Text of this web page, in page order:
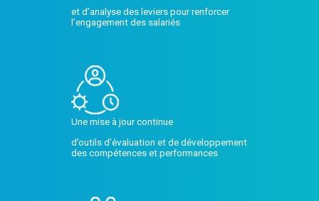
et d’analyse des leviers pour renforcer
l’engagement des salariés
Une mise à jour continue
d’outils d’évaluation et de développement
des compétences et performances